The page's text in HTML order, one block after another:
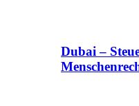
Dubai –